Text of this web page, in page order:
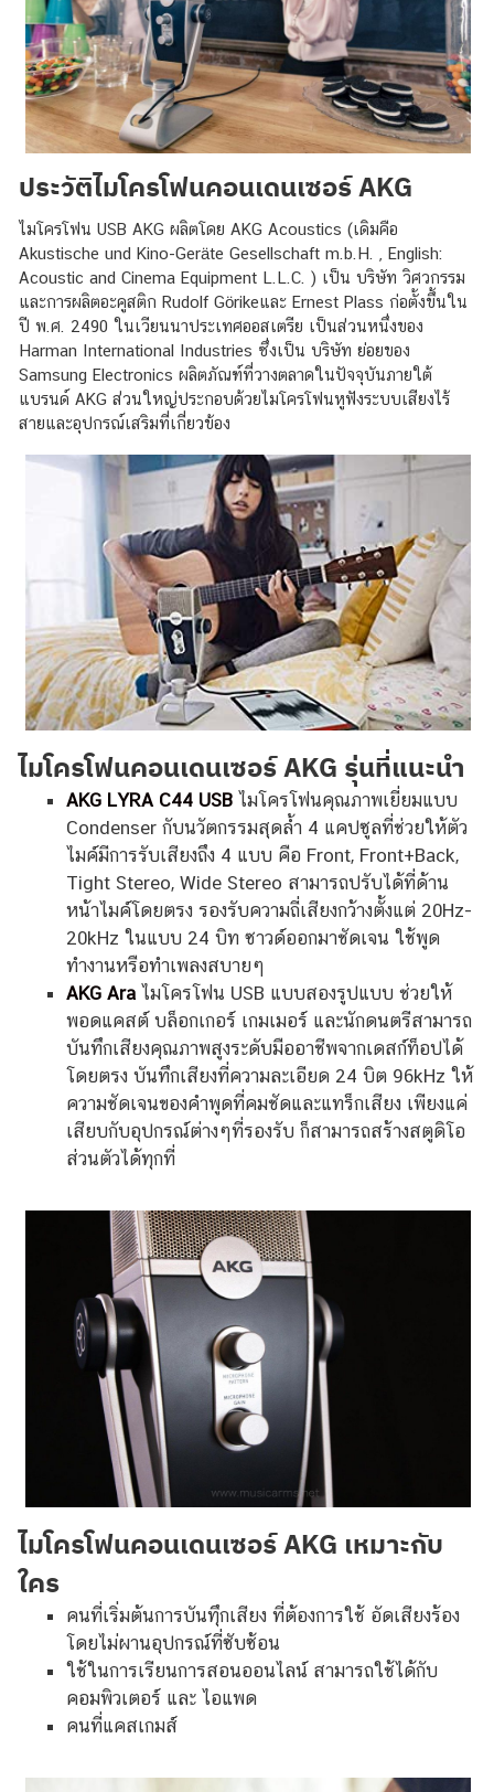
ประวัติไมโครโฟนคอนเดนเซอร์AKG
ไมโครโฟน USB AKG ผลิตโดย AKG Acoustics (เดิมคือ
Akustische und Kino-Geräte Gesellschaft m.b.H. , English:
Acoustic and Cinema Equipment L.L.C. ) เป็น บริษัท วิศวกรรม
และการผลิตอะคูสติก Rudolf Görikeและ Ernest Plass ก่อตั้งขึ้นใน
ปี พ.ศ. 2490 ในเวียนนาประเทศออสเตรีย เป็นส่วนหนึ่งของ
Harman International Industries ซึ่งเป็น บริษัท ย่อยของ
Samsung Electronics ผลิตภัณฑ์ที่วางตลาดในปัจจุบันภายใต้
แบรนด์ AKG ส่วนใหญ่ประกอบด้วยไมโครโฟนหูฟังระบบเสียงไร้
สายและอุปกรณ์เสริมที่เกี่ยวข้อง
ไมโครโฟนคอนเดนเซอร์AKG รุ่นที่แนะนำ
AKG LYRA C44 USBไมโครโฟนคุณภาพเยี่ยมแบบ
Condenser กับนวัตกรรมสุดล้ำ 4 แคปซูลที่ช่วยให้ตัว
ไมค์มีการรับเสียงถึง 4 แบบ คือ Front, Front+Back,
Tight Stereo, Wide Stereo สามารถปรับได้ที่ด้าน
หน้าไมค์โดยตรง รองรับความถี่เสียงกว้างตั้งแต่ 20Hz-
20kHz ในแบบ 24 บิท ซาวด์ออกมาชัดเจน ใช้พูด
ทำงานหรือทำเพลงสบายๆ
AKG Ara ไมโครโฟน USB แบบสองรูปแบบ ช่วยให้
พอดแคสต์ บล็อกเกอร์ เกมเมอร์ และนักดนตรีสามารถ
บันทึกเสียงคุณภาพสูงระดับมืออาชีพจากเดสก์ท็อปได้
โดยตรง บันทึกเสียงที่ความละเอียด 24 บิต 96kHz ให้
ความชัดเจนของคำพูดที่คมชัดและแทร็กเสียง เพียงแค่
เสียบกับอุปกรณ์ต่างๆที่รองรับ ก็สามารถสร้างสตูดิโอ
ส่วนตัวได้ทุกที่
ไมโครโฟนคอนเดนเซอร์AKG เหมาะกับ
ใคร
คนที่เริ่มต้นการบันทุึกเสียง ที่ต้องการใช้ อัดเสียงร้อง
โดยไม่ผานอุปกรณ์ที่ซับซ้อน
ใช้ในการเรียนการสอนออนไลน์ สามารถใช้ได้กับ
คอมพิวเตอร์ และ ไอแพด
คนที่แคสเกมส์